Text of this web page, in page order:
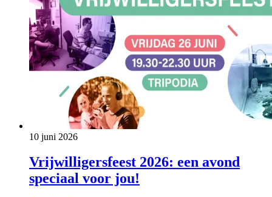
10 juni 2026
Vrijwilligersfeest 2026: een avond
speciaal voor jou!